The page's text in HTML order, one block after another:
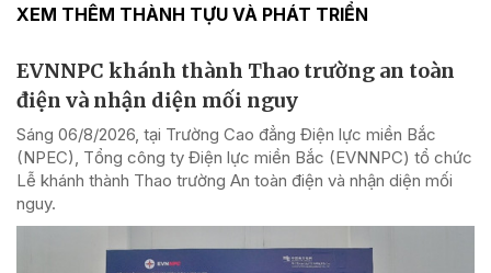
XEM THÊM THÀNH TỰU VÀ PHÁT TRIỂN
EVNNPC khánh thành Thao trường an toàn
điện và nhận diện mối nguy
Sáng 06/8/2026, tại Trường Cao đẳng Điện lực miền Bắc
(NPEC), Tổng công ty Điện lực miền Bắc (EVNNPC) tổ chức
Lễ khánh thành Thao trường An toàn điện và nhận diện mối
nguy.